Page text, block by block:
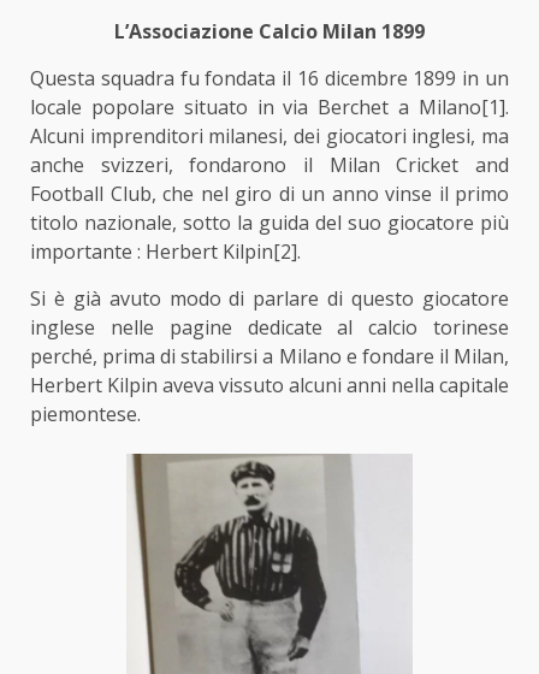
L’Associazione Calcio Milan 1899
Questa squadra fu fondata il 16 dicembre 1899 in un
locale popolare situato in via Berchet a Milano[1].
Alcuni imprenditori milanesi, dei giocatori inglesi, ma
anche svizzeri, fondarono il Milan Cricket and
Football Club, che nel giro di un anno vinse il primo
titolo nazionale, sotto la guida del suo giocatore più
importante : Herbert Kilpin[2].
Si è già avuto modo di parlare di questo giocatore
inglese nelle pagine dedicate al calcio torinese
perché, prima di stabilirsi a Milano e fondare il Milan,
Herbert Kilpin aveva vissuto alcuni anni nella capitale
piemontese.